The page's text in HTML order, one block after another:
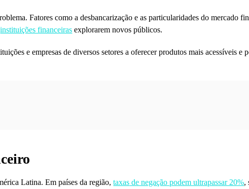
Fatores como a desbancarização e as particularidades do mercado
instituições financeiras explorarem novos públicos.
e empresas de diversos setores a oferecer produtos mais acessíveis e
Latina. Em países da região,taxas de negação podem ultrapassar 20%,